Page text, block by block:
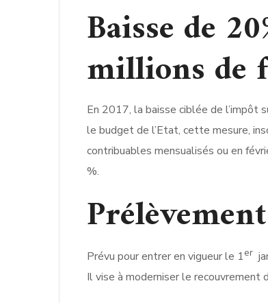
Baisse de
millions de
En 2017, la baisse ciblée de l’impôt
le budget de l’Etat, cette mesure,
contribuables mensualisés ou en
%.
Prévu pour entrer en vigueur le 1er
Il vise à moderniser le recouvrement